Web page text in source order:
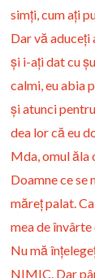
simți, cum ați
Dar vă aduceți
și i-ați dat cu
calmi, eu abia
și atunci
dea lor că eu
Mda, omul ăla
Doamne ce se
măreț palat.
mea de
Nu mă
NIMIC. Dar